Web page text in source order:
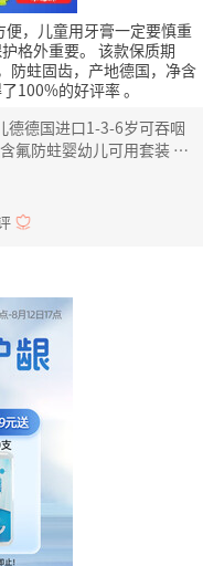
，儿童用牙膏一定要慎重
格外重要。 该款保质期
防蛀固齿，产地德国，净含
100%的好评率。
德德国进口1-3-6岁可吞咽
氟防蛀婴幼儿可用套装 草